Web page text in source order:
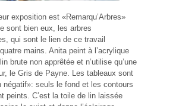
exposition est «Remarqu’Arbres»
sont bien eux, les arbres
qui sont le lien de ce travail
mains. Anita peint à l’acrylique
brute non apprêtée et n’utilise qu’une
le Gris de Payne. Les tableaux sont
négatif»: seuls le fond et les contours
peints. C’est la toile de lin laissée